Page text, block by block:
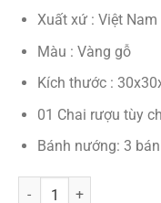
Xuất xứ : Việt Nam
Màu : Vàng gỗ
Kích thước :
01 Chai rượu tùy
Bánh nướng: 3
Hộp quà bánh trung thu